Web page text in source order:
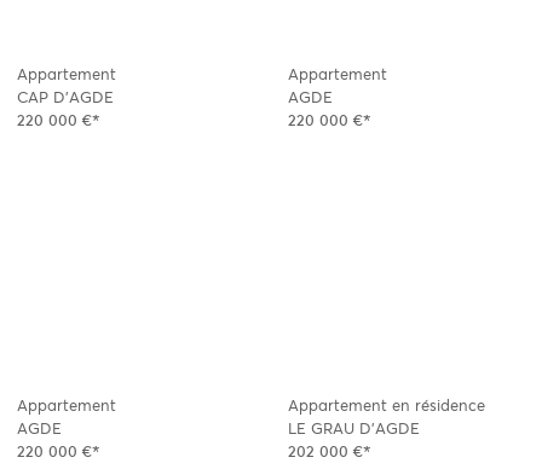
Appartement
CAP D'AGDE
220 000 €*
Appartement
AGDE
220 000 €*
Appartement
AGDE
220 000 €*
Appartement en résidence
LE GRAU D'AGDE
202 000 €*